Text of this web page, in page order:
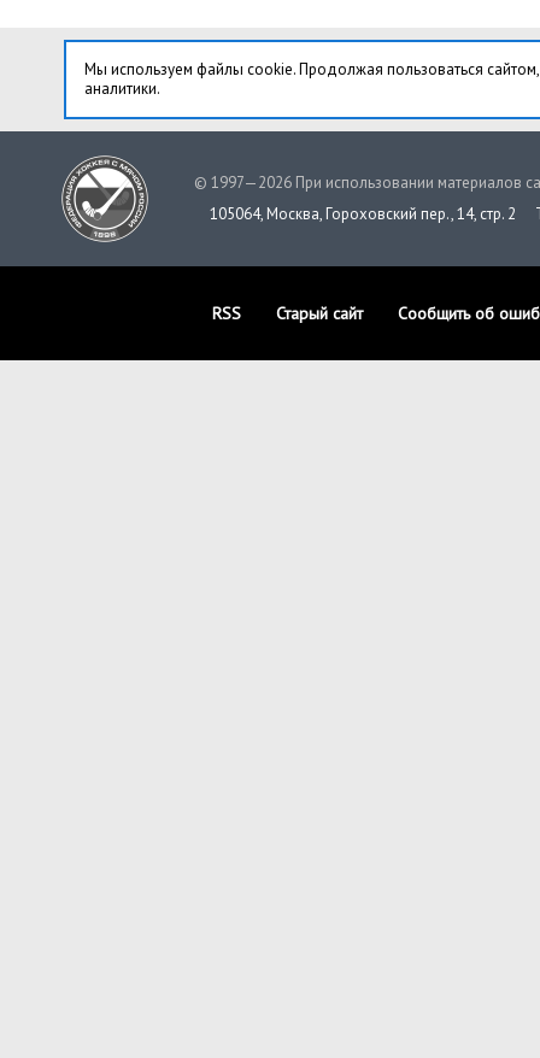
Мы используем файлы cookie. Продолжая пользоваться
аналитики.
© 1997—2026 При использовании материалов
105064, Москва, Гороховский пер., 14, стр. 2
RSS Старый сайт Сообщить об